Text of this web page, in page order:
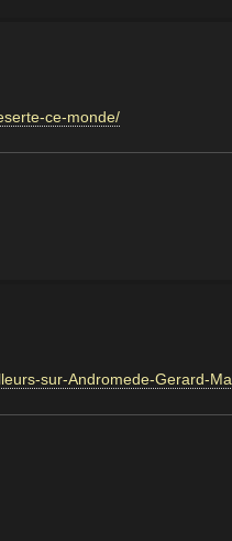
ce-monde/
sur-Andromede-Gerard-